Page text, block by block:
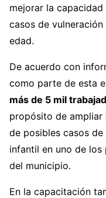
mejorar la
casos de
edad.
De acuerdo con
como parte de esta
más de 5 mil
propósito de
de posibles casos
infantil en uno de
del municipio.
En la capacitación